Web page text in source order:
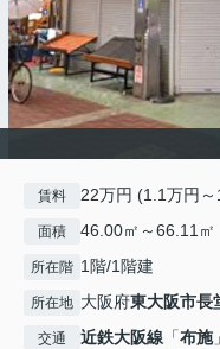
賃料 22万円 (1.1万円
面積 46.00㎡～66.11㎡
所在階 1階/1階建
所在地 大阪府東大阪市長
交通 近鉄大阪線 「布施